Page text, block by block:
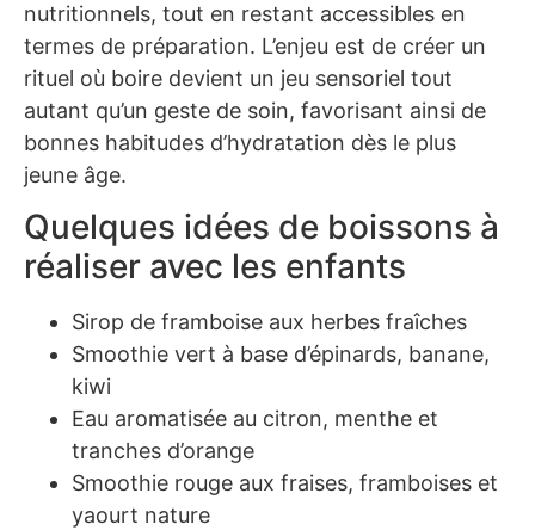
nutritionnels, tout en restant accessibles en
termes de préparation. L’enjeu est de créer un
rituel où boire devient un jeu sensoriel tout
autant qu’un geste de soin, favorisant ainsi de
bonnes habitudes d’hydratation dès le plus
jeune âge.
Quelques idées de boissons à
réaliser avec les enfants
Sirop de framboise aux herbes fraîches
Smoothie vert à base d’épinards, banane,
kiwi
Eau aromatisée au citron, menthe et
tranches d’orange
Smoothie rouge aux fraises, framboises et
yaourt nature